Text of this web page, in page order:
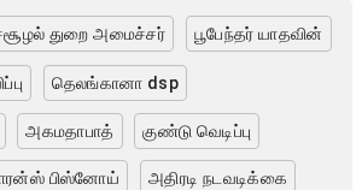
துறை அமைச்சர் பூபேந்தர் யாதவின்
தெலங்கானா dsp
அகமதாபாத் குண்டு வெடிப்பு
பிஸ்னோய் அதிரடி நடவடிக்கை